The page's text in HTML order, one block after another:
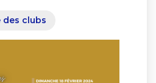
des clubs